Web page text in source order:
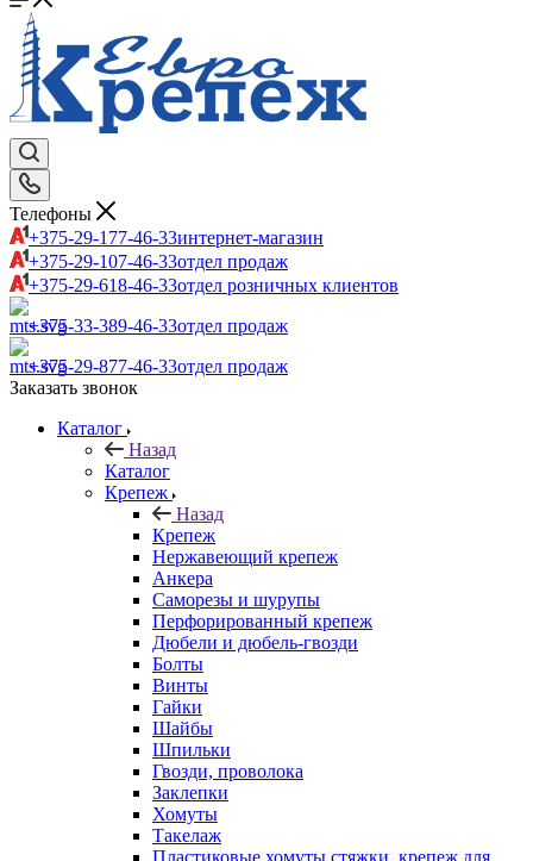
Телефоны
+375-29-177-46-33интернет-магазин
+375-29-107-46-33отдел продаж
+375-29-618-46-33отдел розничных клиентов
+375-33-389-46-33отдел продаж
+375-29-877-46-33отдел продаж
Заказать звонок
Каталог
Назад
Каталог
Крепеж
Назад
Крепеж
Нержавеющий крепеж
Анкера
Саморезы и шурупы
Перфорированный крепеж
Дюбели и дюбель-гвозди
Болты
Винты
Гайки
Шайбы
Шпильки
Гвозди, проволока
Заклепки
Хомуты
Такелаж
Пластиковые хомуты стяжки, крепеж для